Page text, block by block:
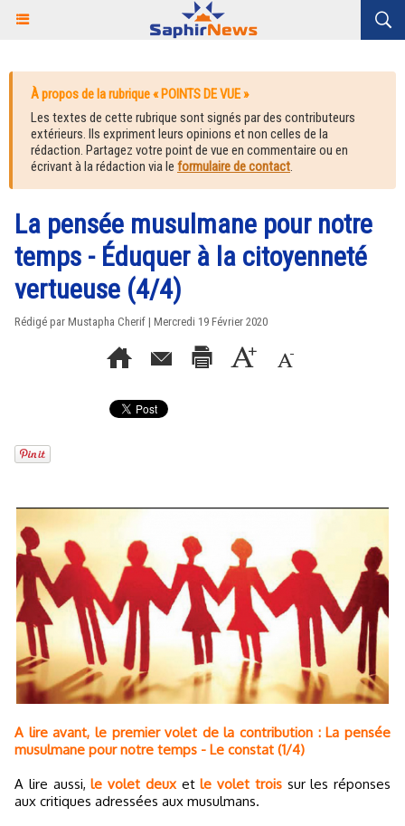
À propos de la rubrique « POINTS DE VUE »
Les textes de cette rubrique sont signés par des contributeurs
extérieurs. Ils expriment leurs opinions et non celles de la
rédaction. Partagez votre point de vue en commentaire ou en
écrivant à la rédaction via le formulaire de contact.
La pensée musulmane pour notre
temps - Éduquer à la citoyenneté
vertueuse (4/4)
Rédigé par Mustapha Cherif | Mercredi 19 Février 2020
A lire avant, le premier volet de la contribution : La pensée
musulmane pour notre temps - Le constat (1/4)
A lire aussi,le volet deuxetle volet troissur les réponses
aux critiques adressées aux musulmans.